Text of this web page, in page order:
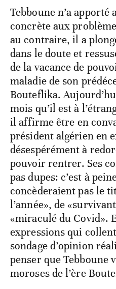
Tebboune n’a
concrète aux
au contraire, il a
dans le doute et
de la vacance de
maladie de son
Bouteflika.
mois qu’il est à
il affirme être en
président algérien en
désespérément à
pouvoir rentrer. Ses
pas dupes: c’est à
concèderaient pas le
l’année», de
«miraculé du Covid».
expressions qui
sondage d’opinion
penser que Tebboune
moroses de l’ère